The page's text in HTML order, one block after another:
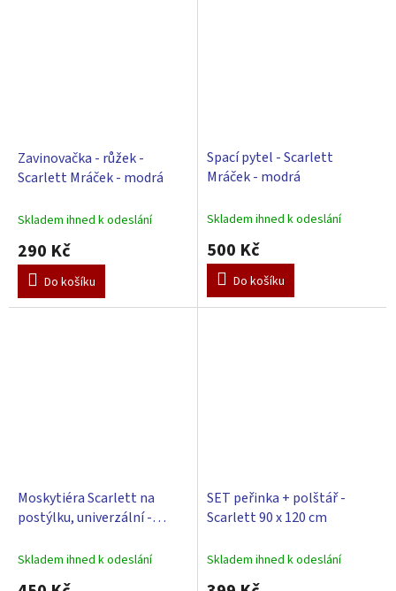
Zavinovačka - růžek -
Scarlett Mráček - modrá
Skladem ihned k odeslání
290 Kč
Do košíku
Spací pytel - Scarlett
Mráček - modrá
Skladem ihned k odeslání
500 Kč
Do košíku
Moskytiéra Scarlett na
postýlku, univerzální -
Skladem ihned k odeslání
SET peřinka + polštář -
Scarlett 90 x 120 cm
Skladem ihned k odeslání